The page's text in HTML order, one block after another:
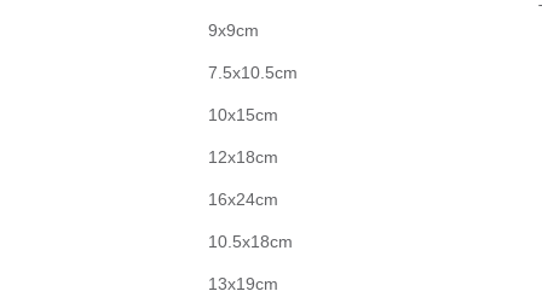
9x9cm
7.5x10.5cm
10x15cm
12x18cm
16x24cm
10.5x18cm
13x19cm